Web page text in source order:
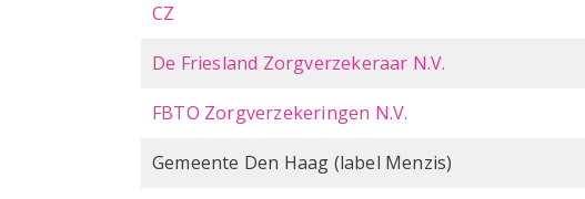
CZ
De Friesland Zorgverzekeraar N.V.
FBTO Zorgverzekeringen N.V.
Gemeente Den Haag (label Menzis)